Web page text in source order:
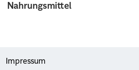
Nahrungsmittel
Impressum